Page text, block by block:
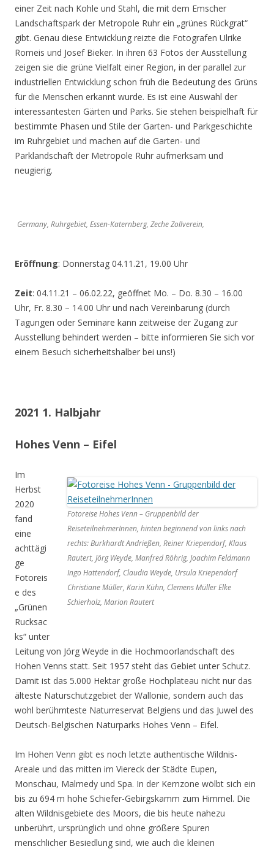
einer Zeit nach Kohle und Stahl, die mit dem Emscher
Landschaftspark der Metropole Ruhr ein „grünes Rückgrat“
gibt. Genau diese Entwicklung reizte die Fotografen Ulrike
Romeis und Josef Bieker. In ihren 63 Fotos der Ausstellung
zeigen sie die grüne Vielfalt einer Region, in der parallel zur
industriellen Entwicklung schon früh die Bedeutung des Grüns
für die Menschen erkannt wurde. Es ist eine Auswahl der
interessantesten Gärten und Parks. Sie stehen beispielhaft für
bestimmte Phasen und Stile der Garten- und Parkgeschichte
im Ruhrgebiet und machen auf die Garten- und
Parklandschaft der Metropole Ruhr aufmerksam und
neugierig.
Germany, Ruhrgebiet, Essen-Katernberg, Zeche Zollverein,
Eröffnung: Donnerstag 04.11.21, 19.00 Uhr
Zeit: 04.11.21 – 06.02.22, geöffnet Mo. – Do. 8.30 – 16.00
Uhr, Fr. 8.30 – 14.00 Uhr und nach Vereinbarung (durch
Tagungen oder Seminare kann zeitweise der Zugang zur
Ausstellung behindert werden – bitte informieren Sie sich vor
einem Besuch sicherheitshalber bei uns!)
2021 1. Halbjahr
Hohes Venn – Eifel
Fotoreise Hohes Venn – Gruppenbild der
ReiseteilnehmerInnen, hinten beginnend von links nach
rechts: Burkhardt Andrießen, Reiner Kriependorf, Klaus
Rautert, Jörg Weyde, Manfred Röhrig, Joachim Feldmann
Ingo Hattendorf, Claudia Weyde, Ursula Kriependorf
Christiane Müller, Karin Kühn, Clemens Müller Elke
Schierholz, Marion Rautert
Im
Herbst
2020
fand
eine
achttägi
ge
Fotoreis
e des
„Grünen
Rucksac
ks“ unter
Leitung von Jörg Weyde in die Hochmoorlandschaft des
Hohen Venns statt. Seit 1957 steht das Gebiet unter Schutz.
Damit ist das 5.000 Hektar große Hochplateau nicht nur das
älteste Naturschutzgebiet der Wallonie, sondern auch das
wohl berühmteste Naturreservat Belgiens und das Juwel des
Deutsch-Belgischen Naturparks Hohes Venn – Eifel.
Im Hohen Venn gibt es noch letzte authentische Wildnis-
Areale und das mitten im Viereck der Städte Eupen,
Monschau, Malmedy und Spa. In der Kernzone wölbt sich ein
bis zu 694 m hohe Schiefer-Gebirgskamm zum Himmel. Die
alten Wildnisgebiete des Moors, die bis heute nahezu
unberührt, ursprünglich und ohne größere Spuren
menschlicher Besiedlung sind, wie auch die kleinen